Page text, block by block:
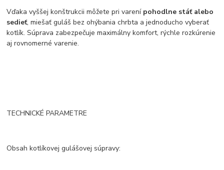
Vďaka vyššej konštrukcii môžete pri varení pohodlne stáť alebo
sedieť, miešať guláš bez ohýbania chrbta a jednoducho vyberať
kotlík. Súprava zabezpečuje maximálny komfort, rýchle rozkúrenie
aj rovnomerné varenie.
TECHNICKÉ PARAMETRE
Obsah kotlíkovej gulášovej súpravy: